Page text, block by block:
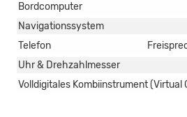
Bordcomputer
Navigationssystem
Telefon
Uhr & Drehzahlmesser
Volldigitales Kombiinstrument (Virtual